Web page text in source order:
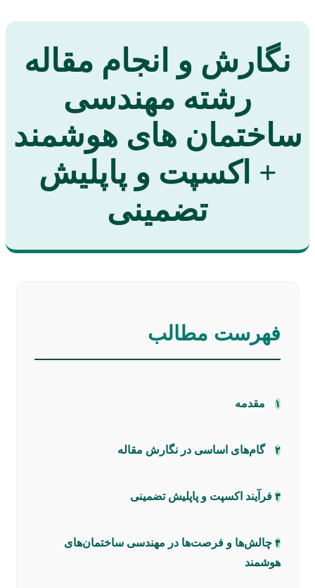
نگارش و انجام مقاله
رشته مهندسی
ساختمان های هوشمند
+ اکسپت و پاپلیش
تضمینی
فهرست مطالب
۱ مقدمه
۲ گام‌های اساسی در نگارش مقاله
۳ فرآیند اکسپت و پاپلیش تضمینی
۴ چالش‌ها و فرصت‌ها در مهندسی ساختمان‌های
هوشمند